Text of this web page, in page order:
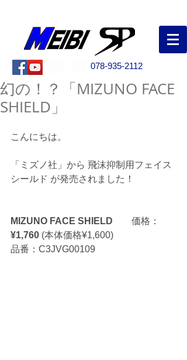
078-935-2112
幻の！？「MIZUNO FACE
SHIELD」
こんにちは。
「ミズノ社」から 飛沫抑制用フェイス
シールド が発売されました！
MIZUNO FACE SHIELD 価格：
¥1,760 (本体価格¥1,600)
品番：C3JVG00109